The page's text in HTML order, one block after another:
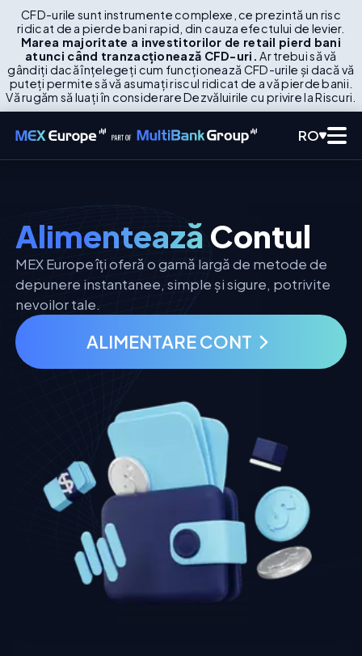
CFD-urile sunt instrumente complexe, ce prezintă un risc
ridicat de a pierde bani rapid, din cauza efectului de levier.
Marea majoritate a investitorilor de retail pierd bani
atunci când tranzacționează CFD-uri.
Ar trebui să vă
gândiți dacă înțelegeți cum funcționează CFD-urile și dacă vă
puteți permite să vă asumați riscul ridicat de a vă pierde banii.
Vă rugăm să luați în considerare Dezvăluirile cu privire la Riscuri.
RO
Alimentează Contul
MEX Europe îți oferă o gamă largă de metode de
depunere instantanee, simple și sigure, potrivite
nevoilor tale.
ALIMENTARE CONT